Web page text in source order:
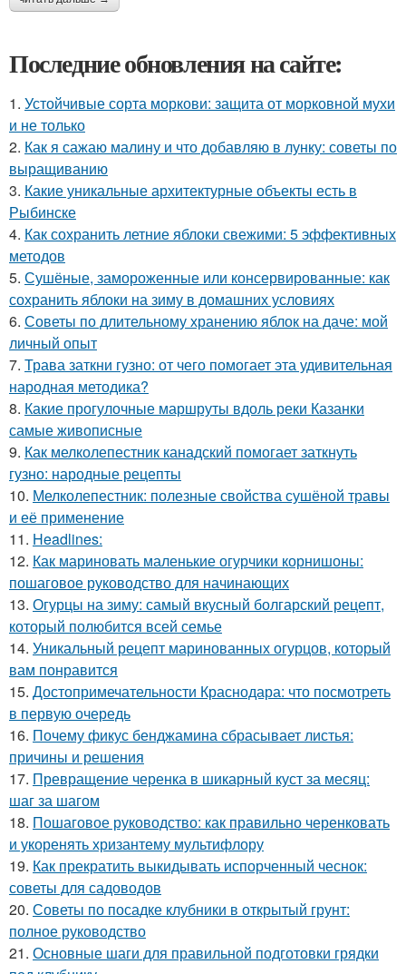
Последние обновления на сайте:
1. Устойчивые сорта моркови: защита от морковной мухи
и не только
2. Как я сажаю малину и что добавляю в лунку: советы по
выращиванию
3. Какие уникальные архитектурные объекты есть в
Рыбинске
4. Как сохранить летние яблоки свежими: 5 эффективных
методов
5. Сушёные, замороженные или консервированные: как
сохранить яблоки на зиму в домашних условиях
6. Советы по длительному хранению яблок на даче: мой
личный опыт
7. Трава заткни гузно: от чего помогает эта удивительная
народная методика?
8. Какие прогулочные маршруты вдоль реки Казанки
самые живописные
9. Как мелколепестник канадский помогает заткнуть
гузно: народные рецепты
10. Мелколепестник: полезные свойства сушёной травы
и её применение
11. Headlines:
12. Как мариновать маленькие огурчики корнишоны:
пошаговое руководство для начинающих
13. Огурцы на зиму: самый вкусный болгарский рецепт,
который полюбится всей семье
14. Уникальный рецепт маринованных огурцов, который
вам понравится
15. Достопримечательности Краснодара: что посмотреть
в первую очередь
16. Почему фикус бенджамина сбрасывает листья:
причины и решения
17. Превращение черенка в шикарный куст за месяц:
шаг за шагом
18. Пошаговое руководство: как правильно черенковать
и укоренять хризантему мультифлору
19. Как прекратить выкидывать испорченный чеснок:
советы для садоводов
20. Советы по посадке клубники в открытый грунт:
полное руководство
21. Основные шаги для правильной подготовки грядки